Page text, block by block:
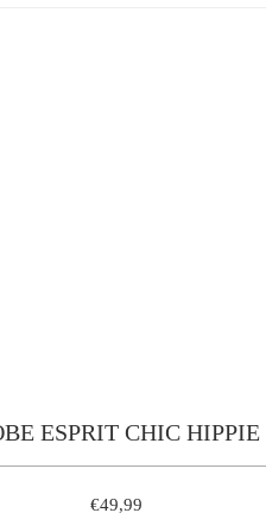
ESPRIT CHIC HIPPIE
€49,99